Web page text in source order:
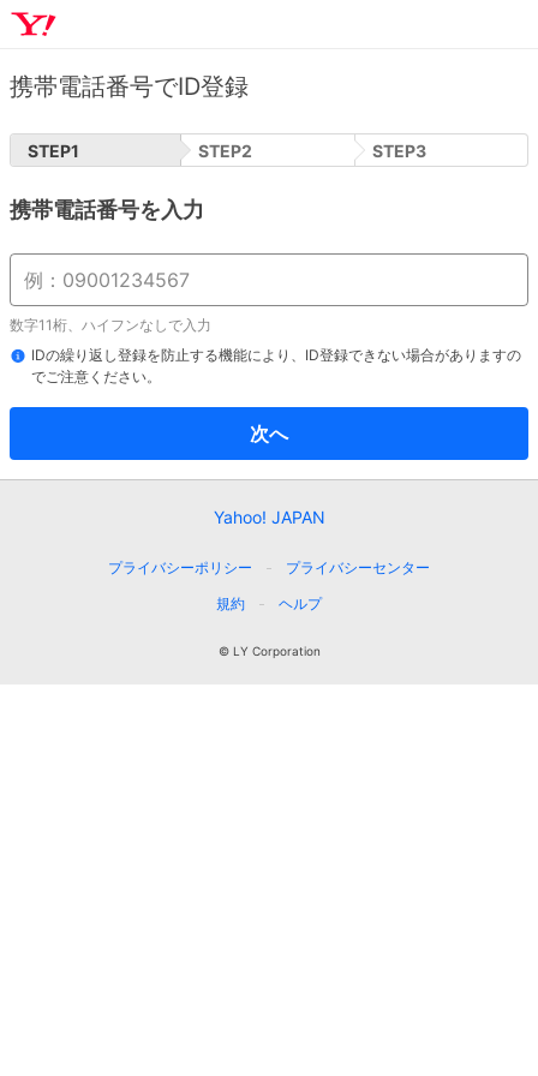
携帯電話番号でID登録
STEP1 STEP2 STEP3
携帯電話番号を入力
数字11桁、ハイフンなしで入力
IDの繰り返し登録を防止する機能により、ID登録できない場合がありますの
でご注意ください。
次へ
Yahoo! JAPAN
プライバシーポリシー
プライバシーセンター
規約
ヘルプ
© LY Corporation